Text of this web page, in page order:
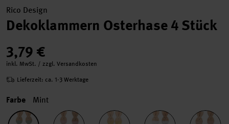
Rico Design
Dekoklammern Osterhase 4 Stück
3,79 €
inkl. MwSt. / zzgl. Versandkosten
Lieferzeit: ca. 1-3 Werktage
Farbe Mint